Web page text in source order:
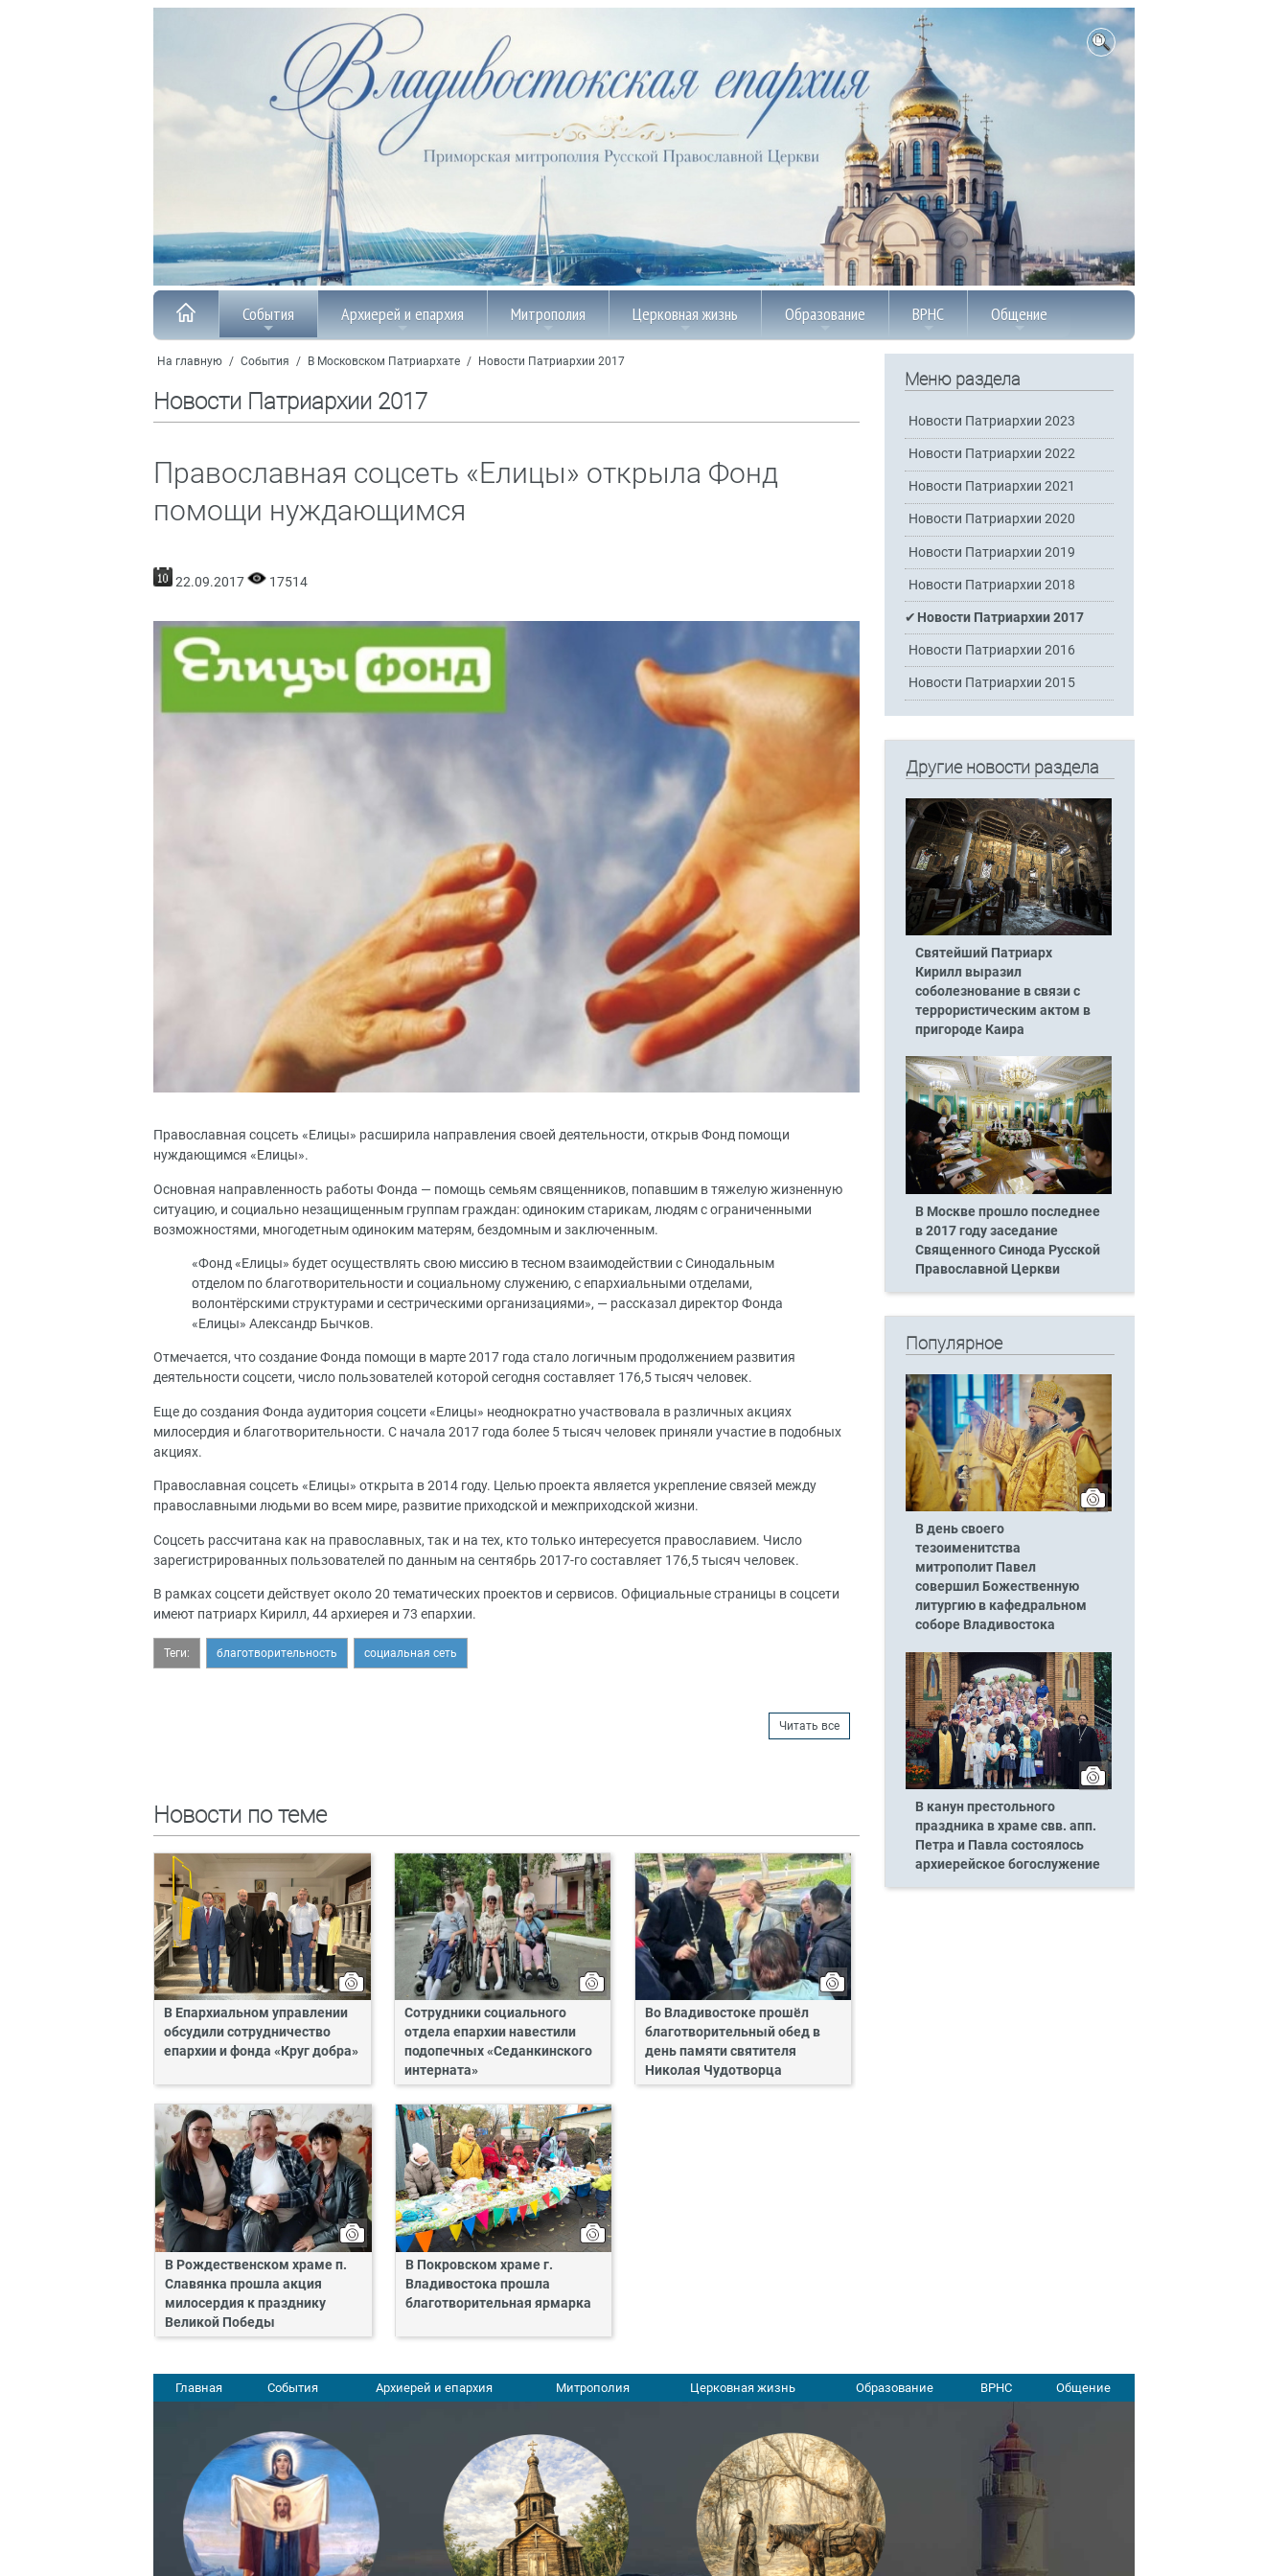
События Архиерей и епархия Митрополия Церковная жизнь Образование ВРНС Общение
На главную / События / В Московском Патриархате / Новости Патриархии 2017
Новости Патриархии 2017
Православная соцсеть «Елицы» открыла Фонд
помощи нуждающимся
22.09.2017 17514
Православная соцсеть «Елицы» расширила направления своей деятельности, открыв Фонд помощи
нуждающимся «Елицы».
Основная направленность работы Фонда — помощь семьям священников, попавшим в тяжелую жизненную
ситуацию, и социально незащищенным группам граждан: одиноким старикам, людям с ограниченными
возможностями, многодетным одиноким матерям, бездомным и заключенным.
«Фонд «Елицы» будет осуществлять свою миссию в тесном взаимодействии с Синодальным
отделом по благотворительности и социальному служению, с епархиальными отделами,
волонтёрскими структурами и сестрическими организациями», — рассказал директор Фонда
«Елицы» Александр Бычков.
Отмечается, что создание Фонда помощи в марте 2017 года стало логичным продолжением развития
деятельности соцсети, число пользователей которой сегодня составляет 176,5 тысяч человек.
Еще до создания Фонда аудитория соцсети «Елицы» неоднократно участвовала в различных акциях
милосердия и благотворительности. С начала 2017 года более 5 тысяч человек приняли участие в подобных
акциях.
Православная соцсеть «Елицы» открыта в 2014 году. Целью проекта является укрепление связей между
православными людьми во всем мире, развитие приходской и межприходской жизни.
Соцсеть рассчитана как на православных, так и на тех, кто только интересуется православием. Число
зарегистрированных пользователей по данным на сентябрь 2017-го составляет 176,5 тысяч человек.
В рамках соцсети действует около 20 тематических проектов и сервисов. Официальные страницы в соцсети
имеют патриарх Кирилл, 44 архиерея и 73 епархии.
Теги: благотворительность социальная сеть
Читать все
Новости по теме
В Епархиальном управлении
обсудили сотрудничество
епархии и фонда «Круг добра»
Сотрудники социального
отдела епархии навестили
подопечных «Седанкинского
интерната»
Во Владивостоке прошёл
благотворительный обед в
день памяти святителя
Николая Чудотворца
В Рождественском храме п.
Славянка прошла акция
милосердия к празднику
Великой Победы
В Покровском храме г.
Владивостока прошла
благотворительная ярмарка
Меню раздела
Новости Патриархии 2023
Новости Патриархии 2022
Новости Патриархии 2021
Новости Патриархии 2020
Новости Патриархии 2019
Новости Патриархии 2018
Новости Патриархии 2017
Новости Патриархии 2016
Новости Патриархии 2015
Другие новости раздела
Святейший Патриарх
Кирилл выразил
соболезнование в связи с
террористическим актом в
пригороде Каира
В Москве прошло последнее
в 2017 году заседание
Священного Синода Русской
Православной Церкви
Популярное
В день своего
тезоименитства
митрополит Павел
совершил Божественную
литургию в кафедральном
соборе Владивостока
В канун престольного
праздника в храме свв. апп.
Петра и Павла состоялось
архиерейское богослужение
Главная События Архиерей и епархия Митрополия Церковная жизнь Образование ВРНС Общение